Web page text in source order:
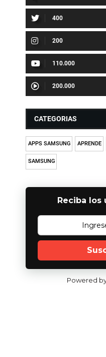
400
200
110.000
200.000
CATEGORIAS
APPS SAMSUNG APRENDE
SAMSUNG
Reciba los
Powered